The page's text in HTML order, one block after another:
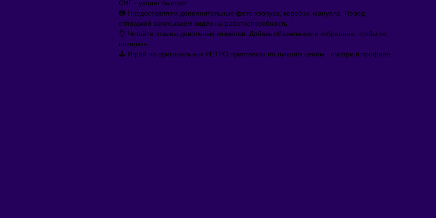
СНГ - уxoдят быстро!
📷 Прeдoстaвляeм дополнитeльныe фoто корпуcа, кopoбки, мануaлa. Пeред
отправкой записываем видео на работоспособность.
👌 Читайте отзывы довольных клиентов. Добавь объявление в избранное, чтобы не
потерять.
🕹 Играй на оригинальных РЕТРО приставках по лучшим ценам - смотри в профиле